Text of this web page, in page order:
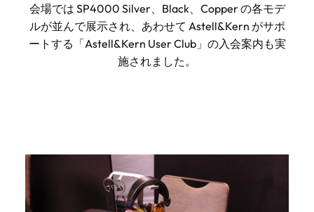
会場では SP4000 Silver、Black、Copper の各モデ
ルが並んで展示され、あわせて Astell&Kern がサポ
ートする「Astell&Kern User Club」の入会案内も実
施されました。